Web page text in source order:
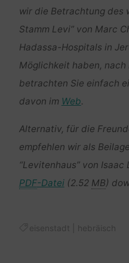
wir die Betrachtung des
Stamm Levi” von Marc
Hadassa-Hospitals in
Möglichkeit haben, nach
betrachten Sie einfach
davon im Web.
Alternativ, für die
empfehlen wir als
“Levitenhaus” von
PDF-Datei(2.52 MB)
eisenstadt hebräisch